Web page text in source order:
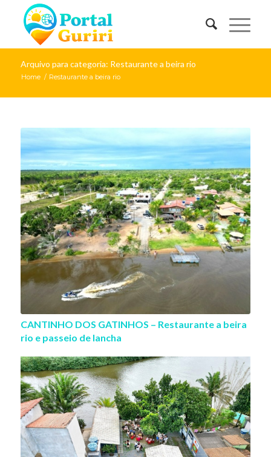
Arquivo para categoria: Restaurante a beira rio
Home / Restaurante a beira rio
CANTINHO DOS GATINHOS – Restaurante a beira
rio e passeio de lancha